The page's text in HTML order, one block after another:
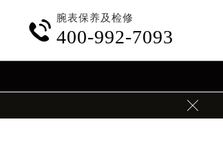

腕表保养及检修
400-992-7093
